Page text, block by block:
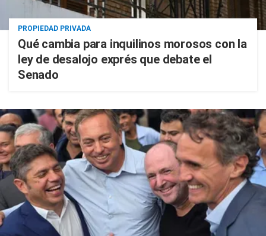
PROPIEDAD PRIVADA
Qué cambia para inquilinos morosos con la
ley de desalojo exprés que debate el
Senado